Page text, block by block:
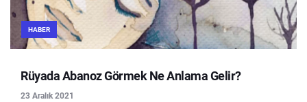
HABER
Rüyada Abanoz Görmek Ne Anlama Gelir?
23 Aralık 2021